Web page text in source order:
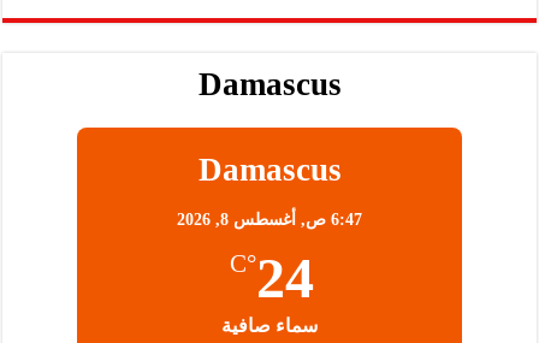
Damascus
Damascus
6:47 ص, أغسطس 8, 2026
24
°C
سماء صافية